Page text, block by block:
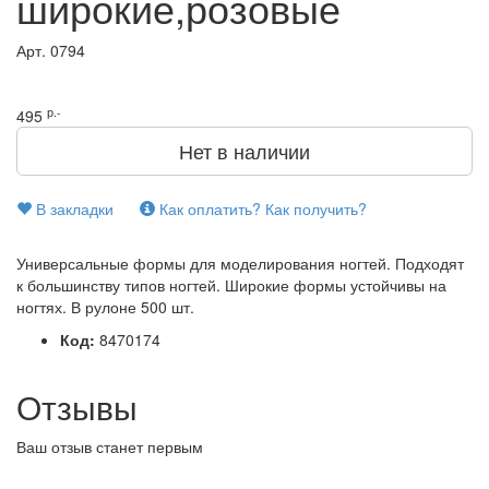
Арт. 0794
495 р.-
Нет в наличии
В закладки Как оплатить? Как получить?
Универсальные формы для моделирования ногтей. Подходят
к большинству типов ногтей. Широкие формы устойчивы на
ногтях. В рулоне 500 шт.
Код: 8470174
Отзывы
Ваш отзыв станет первым